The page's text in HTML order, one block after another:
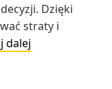
Dzięki
straty i
dalej